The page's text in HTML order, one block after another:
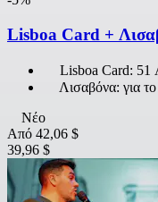
Lisboa Card +
Lisboa Card: 51
Λισαβόνα: για
Νέο
Από 42,06 $
39,96 $